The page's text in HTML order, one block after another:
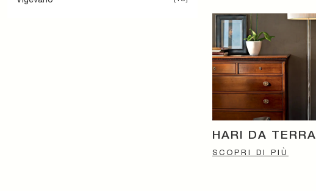
HARI DA TERRA
SCOPRI DI PIÙ